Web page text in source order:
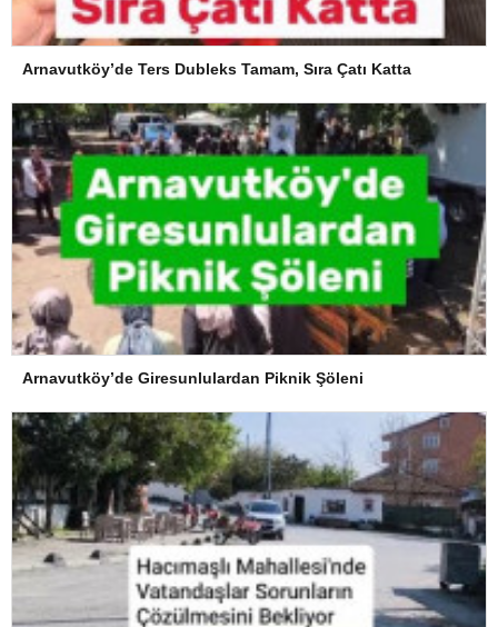
Arnavutköy’de Ters Dubleks Tamam, Sıra Çatı Katta
Arnavutköy’de Giresunlulardan Piknik Şöleni